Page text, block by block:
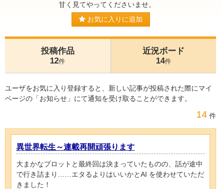
甘く見てやってくださいませ。
お気に入りに追加
投稿作品
12件
近況ボード
14件
ユーザをお気に入り登録すると、新しい記事が投稿された際にマイ
ページの「お知らせ」にて通知を受け取ることができます。
14 件
異世界転生～連載再開頑張ります
大まかなプロットと最終回は決まっていたものの、話が途中
で行き詰まり……エタるよりはいいかとAI を使わせていただ
きました！